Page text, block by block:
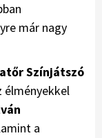
már nagy
Színjátszó
élményekkel
a